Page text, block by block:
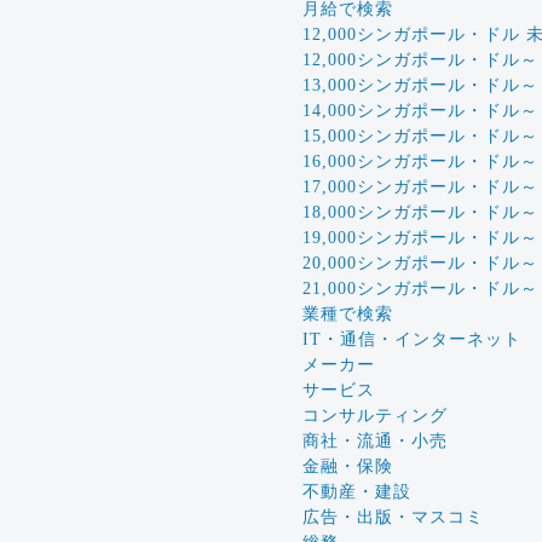
月給で検索
12,000シンガポール・ドル
12,000シンガポール・ドル～
13,000シンガポール・ドル～
14,000シンガポール・ドル～
15,000シンガポール・ドル～
16,000シンガポール・ドル～
17,000シンガポール・ドル～
18,000シンガポール・ドル～
19,000シンガポール・ドル～
20,000シンガポール・ドル～
21,000シンガポール・ドル～
業種で検索
IT・通信・インターネット
メーカー
サービス
コンサルティング
商社・流通・小売
金融・保険
不動産・建設
広告・出版・マスコミ